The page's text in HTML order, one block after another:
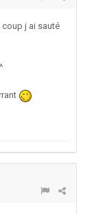
j ai sauté